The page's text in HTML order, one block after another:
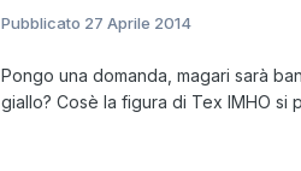
Pubblicato 27 Aprile 2014
Pongo una domanda, magari sarà
giallo? Cosè la figura di Tex IMHO